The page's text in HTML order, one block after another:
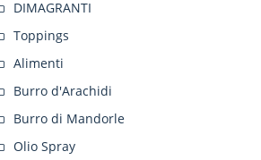
DIMAGRANTI
Toppings
Alimenti
Burro d'Arachidi
Burro di Mandorle
Olio Spray